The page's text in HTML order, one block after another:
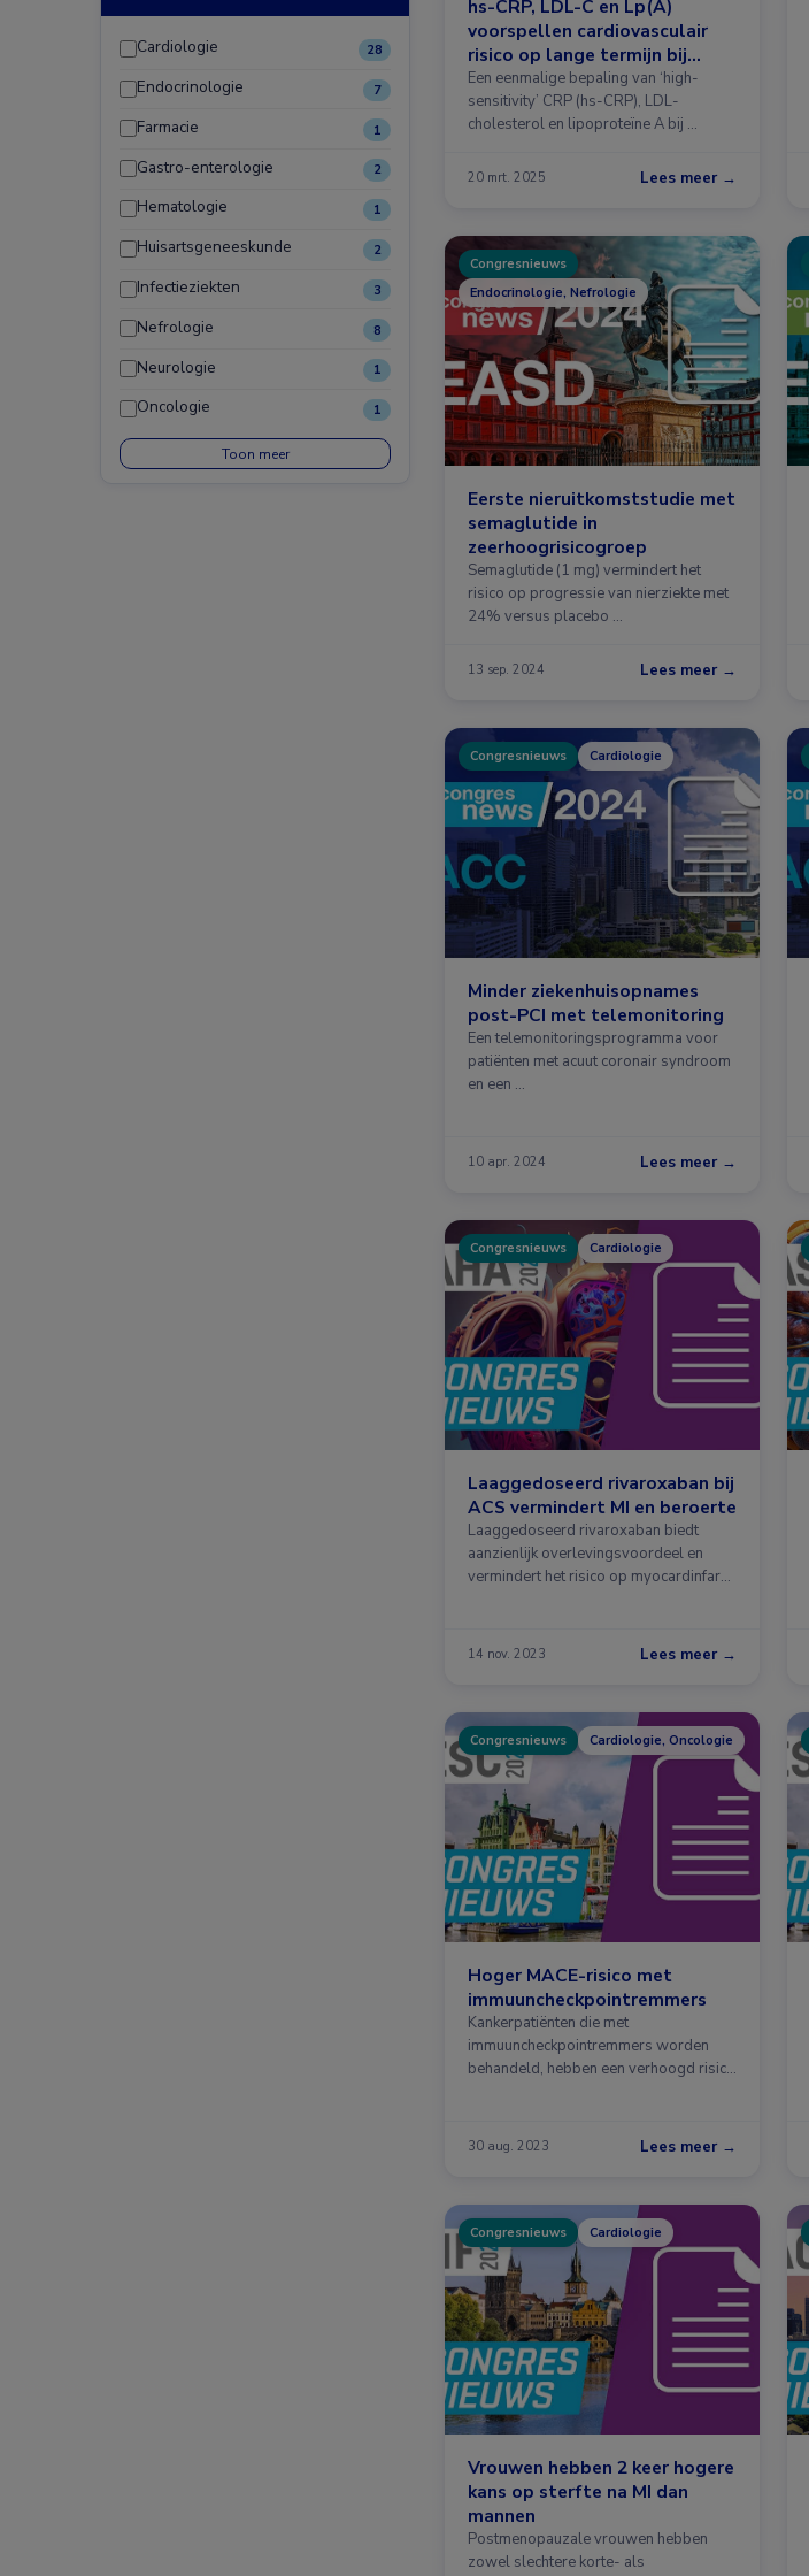
Cardiologie 28
Endocrinologie 7
Farmacie 1
Gastro-enterologie 2
Hematologie 1
Huisartsgeneeskunde 2
Infectieziekten 3
Nefrologie 8
Neurologie 1
Oncologie 1
Toon meer
hs-CRP, LDL-C en Lp(A)
voorspellen cardiovasculair
risico op lange termijn bij
vrouwen
Een eenmalige bepaling van ‘high-
sensitivity’ CRP (hs-CRP), LDL-
cholesterol en lipoproteïne A bij …
20 mrt. 2025 Lees meer →
Congresnieuws
Endocrinologie, Nefrologie
Eerste nieruitkomststudie met
semaglutide in
zeerhoogrisicogroep
Semaglutide (1 mg) vermindert het
risico op progressie van nierziekte met
24% versus placebo …
13 sep. 2024 Lees meer →
Congresnieuws Cardiologie
Minder ziekenhuisopnames
post-PCI met telemonitoring
Een telemonitoringsprogramma voor
patiënten met acuut coronair syndroom
en een …
10 apr. 2024 Lees meer →
Congresnieuws Cardiologie
Laaggedoseerd rivaroxaban bij
ACS vermindert MI en beroerte
Laaggedoseerd rivaroxaban biedt
aanzienlijk overlevingsvoordeel en
vermindert het risico op myocardinfarct
14 nov. 2023 Lees meer →
Congresnieuws Cardiologie, Oncologie
Hoger MACE-risico met
immuuncheckpointremmers
Kankerpatiënten die met
immuuncheckpointremmers worden
behandeld, hebben een verhoogd risico
30 aug. 2023 Lees meer →
Congresnieuws Cardiologie
Vrouwen hebben 2 keer hogere
kans op sterfte na MI dan
mannen
Postmenopauzale vrouwen hebben
zowel slechtere korte- als